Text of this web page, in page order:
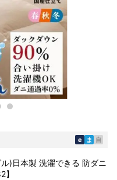
e ま 自
)日本製 洗濯できる 防ダニ